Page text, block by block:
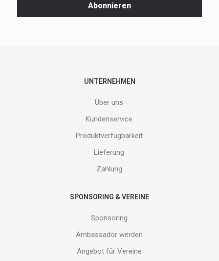
Abonnieren
UNTERNEHMEN
Über uns
Kundenservice
Produktverfügbarkeit
Lieferung
Zahlung
SPONSORING & VEREINE
Sponsoring
Ambassador werden
Angebot für Vereine